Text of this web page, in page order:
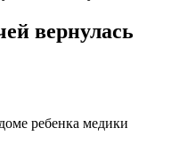
вернулась
ребенка медики